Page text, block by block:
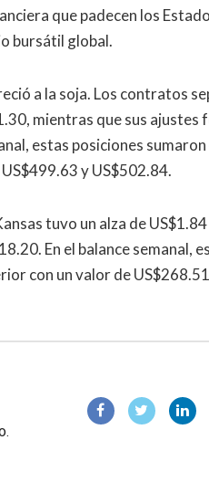
que padecen los
bursátil global.
a la soja. Los contratos
mientras que sus ajustes
estas posiciones
y US$502.84.
tuvo un alza de
En el balance semanal,
con un valor de